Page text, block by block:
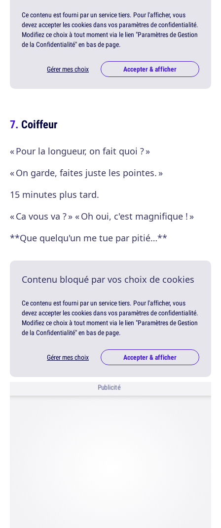
Ce contenu est fourni par un service tiers. Pour l'afficher, vous
devez accepter les cookies dans vos paramètres de confidentialité.
Modifiez ce choix à tout moment via le lien "Paramètres de Gestion
de la Confidentialité" en bas de page.
Gérer mes choix Accepter & afficher
Coiffeur
« Pour la longueur, on fait quoi ? »
« On garde, faites juste les pointes. »
15 minutes plus tard.
« Ca vous va ? » « Oh oui, c'est magnifique ! »
**Que quelqu'un me tue par pitié…**
Contenu bloqué par vos choix de cookies
Ce contenu est fourni par un service tiers. Pour l'afficher, vous
devez accepter les cookies dans vos paramètres de confidentialité.
Modifiez ce choix à tout moment via le lien "Paramètres de Gestion
de la Confidentialité" en bas de page.
Gérer mes choix Accepter & afficher
Publicité